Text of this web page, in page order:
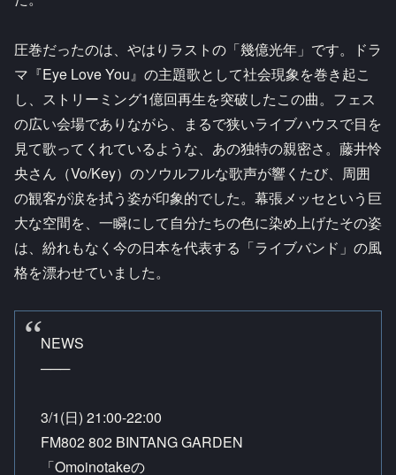
圧巻だったのは、やはりラストの「幾億光年」です。ドラ
マ『Eye Love You』の主題歌として社会現象を巻き起こ
し、ストリーミング1億回再生を突破したこの曲。フェス
の広い会場でありながら、まるで狭いライブハウスで目を
見て歌ってくれているような、あの独特の親密さ。藤井怜
央さん（Vo/Key）のソウルフルな歌声が響くたび、周囲
の観客が涙を拭う姿が印象的でした。幕張メッセという巨
大な空間を、一瞬にして自分たちの色に染め上げたその姿
は、紛れもなく今の日本を代表する「ライブバンド」の風
格を漂わせていました。
NEWS
───
3/1(日) 21:00-22:00
FM802 802 BINTANG GARDEN
「Omoinotakeの